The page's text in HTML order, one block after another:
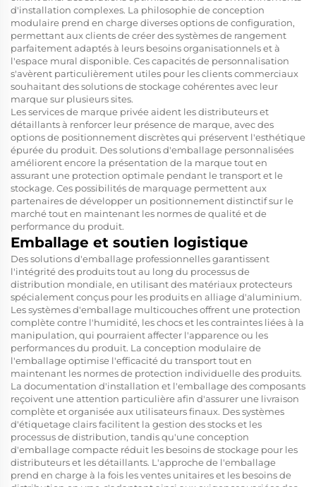
d'installation complexes. La philosophie de conception
modulaire prend en charge diverses options de configuration,
permettant aux clients de créer des systèmes de rangement
parfaitement adaptés à leurs besoins organisationnels et à
l'espace mural disponible. Ces capacités de personnalisation
s'avèrent particulièrement utiles pour les clients commerciaux
souhaitant des solutions de stockage cohérentes avec leur
marque sur plusieurs sites.
Les services de marque privée aident les distributeurs et
détaillants à renforcer leur présence de marque, avec des
options de positionnement discrètes qui préservent l'esthétique
épurée du produit. Des solutions d'emballage personnalisées
améliorent encore la présentation de la marque tout en
assurant une protection optimale pendant le transport et le
stockage. Ces possibilités de marquage permettent aux
partenaires de développer un positionnement distinctif sur le
marché tout en maintenant les normes de qualité et de
performance du produit.
Emballage et soutien logistique
Des solutions d'emballage professionnelles garantissent
l'intégrité des produits tout au long du processus de
distribution mondiale, en utilisant des matériaux protecteurs
spécialement conçus pour les produits en alliage d'aluminium.
Les systèmes d'emballage multicouches offrent une protection
complète contre l'humidité, les chocs et les contraintes liées à la
manipulation, qui pourraient affecter l'apparence ou les
performances du produit. La conception modulaire de
l'emballage optimise l'efficacité du transport tout en
maintenant les normes de protection individuelle des produits.
La documentation d'installation et l'emballage des composants
reçoivent une attention particulière afin d'assurer une livraison
complète et organisée aux utilisateurs finaux. Des systèmes
d'étiquetage clairs facilitent la gestion des stocks et les
processus de distribution, tandis qu'une conception
d'emballage compacte réduit les besoins de stockage pour les
distributeurs et les détaillants. L'approche de l'emballage
prend en charge à la fois les ventes unitaires et les besoins de